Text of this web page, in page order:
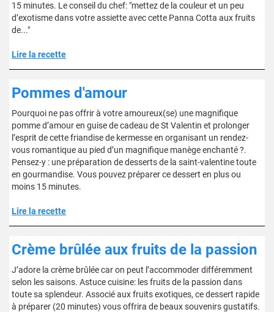
15 minutes. Le conseil du chef: "mettez de la couleur et un peu
d’exotisme dans votre assiette avec cette Panna Cotta aux fruits
de..."
Lire la recette
Pommes d'amour
Pourquoi ne pas offrir à votre amoureux(se) une magnifique
pomme d’amour en guise de cadeau de St Valentin et prolonger
l’esprit de cette friandise de kermesse en organisant un rendez-
vous romantique au pied d’un magnifique manège enchanté ?.
Pensez-y : une préparation de desserts de la saint-valentine toute
en gourmandise. Vous pouvez préparer ce dessert en plus ou
moins 15 minutes.
Lire la recette
Crème brûlée aux fruits de la passion
J’adore la crème brûlée car on peut l’accommoder différemment
selon les saisons. Astuce cuisine: les fruits de la passion dans
toute sa splendeur. Associé aux fruits exotiques, ce dessert rapide
à préparer (20 minutes) vous offrira de beaux souvenirs gustatifs.